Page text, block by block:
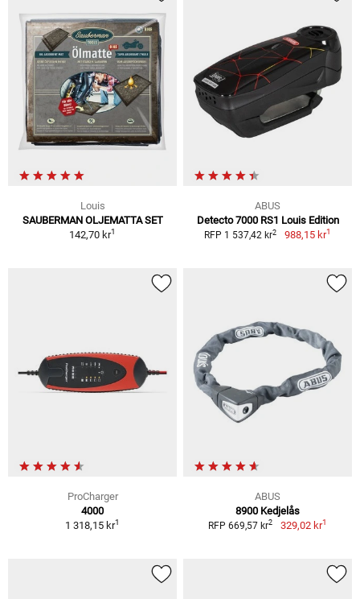
Louis
SAUBERMAN OLJEMATTA SET
142,70 kr1
ABUS
Detecto 7000 RS1 Louis Edition
RFP 1 537,42 kr2 988,15 kr1
ProCharger
4000
1 318,15 kr1
ABUS
8900 Kedjelås
RFP 669,57 kr2 329,02 kr1